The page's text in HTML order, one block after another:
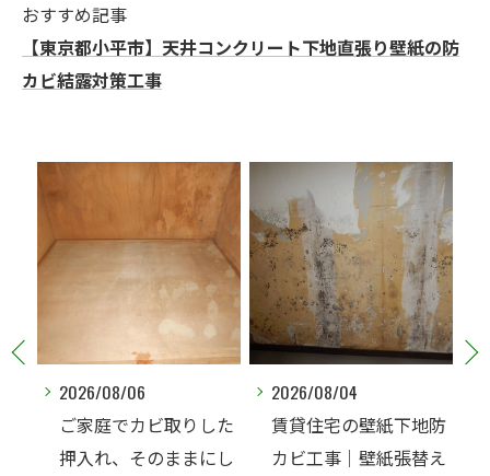
おすすめ記事
【東京都小平市】天井コンクリート下地直張り壁紙の防
カビ結露対策工事
2026/08/04
賃貸住宅の壁紙下地防
カビ工事｜壁紙張替え
2026/08/04
メゾネットタイプの地
下室はカビ・カビ臭に